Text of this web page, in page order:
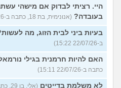
היי. רציתי לבדוק אם מישהי
בעובדה? (אנונימית, בת 18, כתבה ב-22/07/26 15:31)
בעיות ביני לבית הזוג, מה
ב-22/07/26 15:22)
האם להיות חרמנית בגילי
כתבה ב-22/07/26 15:11)
לא משלמת בדייטים (אלי, בן 29, כתב ב-22/07/26 15:00)